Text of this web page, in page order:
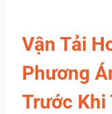
Vận Tải
Phương
Trước Khi